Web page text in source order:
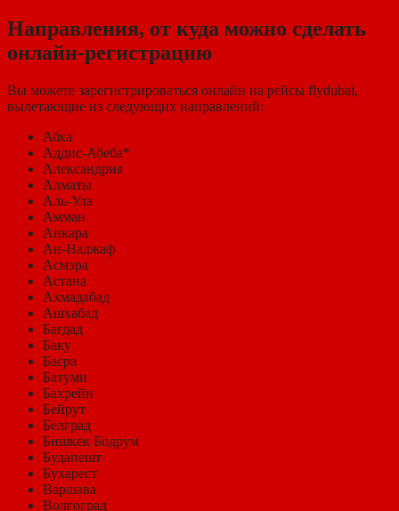
Направления, от куда можно сделать
онлайн-регистрацию
Вы можете зарегистрироваться онлайн на рейсы flydubai,
вылетающие из следующих направлений:
Абха
Аддис-Абеба*
Александрия
Алматы
Аль-Ула
Амман
Анкара
Ан-Наджаф
Асмэра
Астана
Ахмадабад
Ашхабад
Багдад
Баку
Басра
Батуми
Бахрейн
Бейрут
Белград
Бишкек Бодрум
Будапешт
Бухарест
Варшава
Волгоград